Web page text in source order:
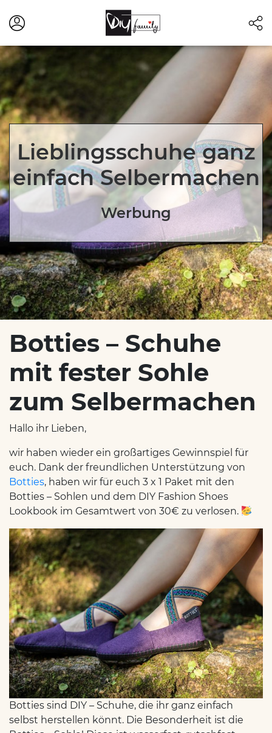
Lieblingsschuhe ganz
einfach Selbermachen
Werbung
Botties – Schuhe
mit fester Sohle
zum Selbermachen
Hallo ihr Lieben,
wir haben wieder ein großartiges Gewinnspiel für
euch. Dank der freundlichen Unterstützung von
Botties, haben wir für euch 3 x 1 Paket mit den
Botties – Sohlen und dem DIY Fashion Shoes
Lookbook im Gesamtwert von 30€ zu verlosen.
Botties sind DIY – Schuhe, die ihr ganz einfach
selbst herstellen könnt. Die Besonderheit ist die